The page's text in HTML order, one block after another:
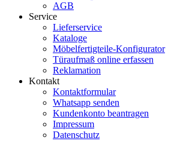
AGB
Service
Lieferservice
Kataloge
Möbelfertigteile-Konfigurator
Türaufmaß online erfassen
Reklamation
Kontakt
Kontaktformular
Whatsapp senden
Kundenkonto beantragen
Impressum
Datenschutz